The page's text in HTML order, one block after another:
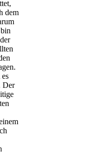
dem
Der